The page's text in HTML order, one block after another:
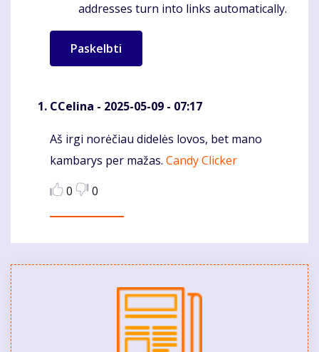
addresses turn into links automatically.
CCelina - 2025-05-09 - 07:17
Komentaras
Aš irgi norėčiau didelės lovos, bet mano
kambarys per mažas. Candy Clicker
0
0